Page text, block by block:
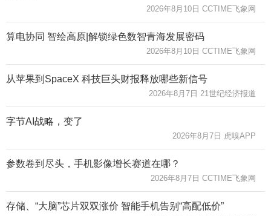
2026年8月10日 CCTIME飞象网
算电协同 智绘高原|解锁绿色数智青海发展密码
2026年8月10日 CCTIME飞象网
从苹果到SpaceX 科技巨头财报释放哪些新信号
2026年8月7日 21世纪经济报道
字节AI战略，变了
2026年8月7日 虎嗅APP
参数卷到尽头，手机影像增长赛道在哪？
2026年8月7日 CCTIME飞象网
存储、“大脑”芯片双双涨价 智能手机告别“高配低价”